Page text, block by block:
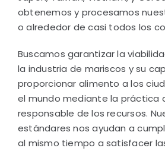
obtenemos y procesamos
o alrededor de casi todos los
Buscamos garantizar la
la industria de mariscos y su
proporcionar alimento a los
el mundo mediante la práctica
responsable de los recursos.
estándares nos ayudan a
al mismo tiempo a satisfacer